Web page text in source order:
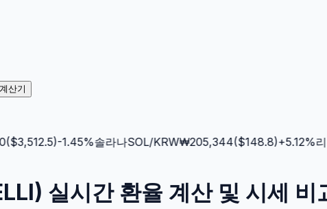
산기
3,512.5)-1.45%솔라나SOL/KRW₩205,344($148.8)+5.12%리플
실시간 환율 계산 및 시세 비